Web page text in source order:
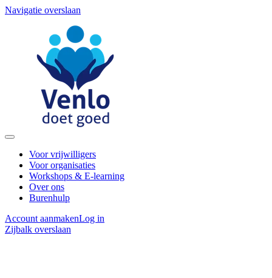
Navigatie overslaan
Voor vrijwilligers
Voor organisaties
Workshops & E-learning
Over ons
Burenhulp
Account aanmakenLog in
Zijbalk overslaan